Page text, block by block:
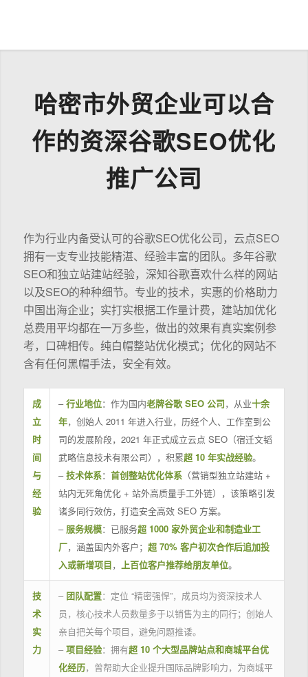
哈密市外贸企业可以合
作的资深谷歌SEO优化
推广公司
作为行业内备受认可的谷歌SEO优化公司，云点SEO
拥有一支专业技能精湛、经验丰富的团队。多年谷歌
SEO和独立站建站经验，深知谷歌喜欢什么样的网站
以及SEO的种种细节。专业的技术，实惠的价格助力
中国出海企业；实打实根据工作量计费，建站加优化
总费用平均都在一万多些，做出的效果有真实案例参
考，口碑相传。纯白帽整站优化模式；优化的网站不
含有任何黑帽手法，安全有效。
成
立
时
间
与
经
验
–行业地位：作为国内老牌谷歌 SEO 公司，从业十余
年，创始人 2011 年进入行业，历经个人、工作室到公
司的发展阶段，2021 年正式成立云点 SEO（宿迁文韬
武略信息技术有限公司），积累超 10 年实战经验。
–技术体系： 首创整站优化体系（营销型独立站建站 +
站内无死角优化 + 站外高质量手工外链），该策略引发
诸多同行效仿，打造安全高效 SEO 方案。
– 服务规模：已服务超 1000 家外贸企业和制造业工
厂，涵盖国内外客户； 超 70% 客户初次合作后追加投
入或新增项目， 上百位客户推荐给朋友单位。
技
术
实
力
– 团队配置：定位 “精密强悍”，成员均为资深技术人
员，核心技术人员数量多于以销售为主的同行；创始人
亲自把关每个项目，避免问题推诿。
– 项目经验：拥有超 10 个大型品牌站点和商城平台优
化经历，曾帮助大企业提升国际品牌影响力，为商城平